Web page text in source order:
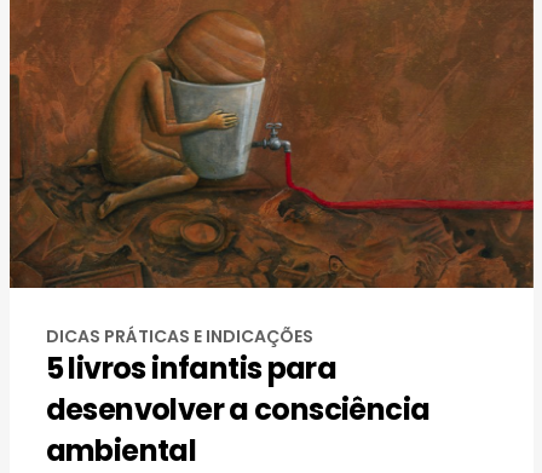
DICAS PRÁTICAS E INDICAÇÕES
5 livros infantis para
desenvolver a consciência
ambiental